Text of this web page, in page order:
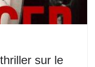
sur le